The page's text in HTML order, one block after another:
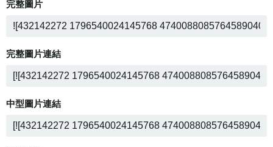
完整圖片
完整圖片連結
中型圖片連結